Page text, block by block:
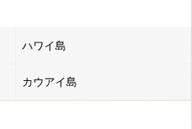
ハワイ島
カウアイ島